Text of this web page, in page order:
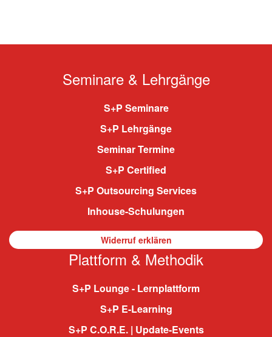
Seminare & Lehrgänge
S+P Seminare
S+P Lehrgänge
Seminar Termine
S+P Certified
S+P Outsourcing Services
Inhouse-Schulungen
Widerruf erklären
Plattform & Methodik
S+P Lounge - Lernplattform
S+P E-Learning
S+P C.O.R.E. | Update-Events